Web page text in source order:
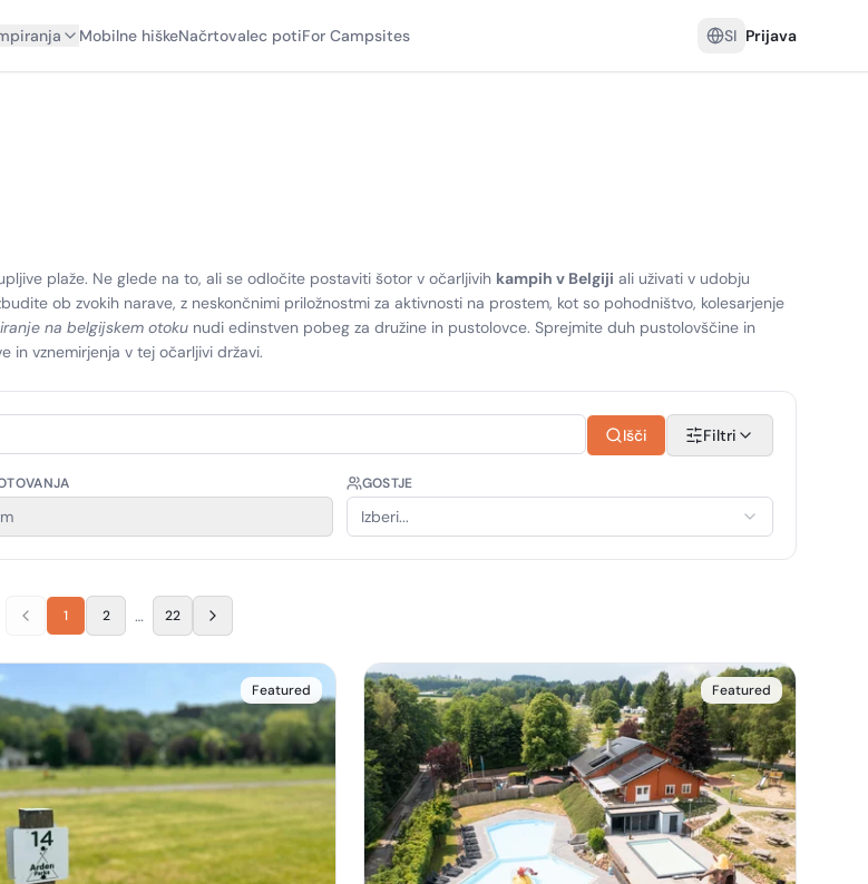
Mobilne hiškeNačrtovalec potiFor Campsites SI Prijava
plaže. Ne glede na to, ali se odločite postaviti šotor v očarljivih kampih v Belgiji ali uživati v udobju
ob zvokih narave, z neskončnimi priložnostmi za aktivnosti na prostem, kot so pohodništvo, kolesarjenje
na belgijskem otoku nudi edinstven pobeg za družine in pustolovce. Sprejmite duh pustolovščine in
in vznemirjenja v tej očarljivi državi.
Išči Filtri
GOSTJE
Izberi...
1 2 … 22
Featured Featured